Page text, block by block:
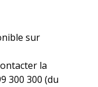
sur
la
300 300 (du